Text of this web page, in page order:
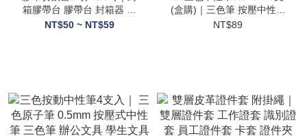
箱膠帶台 膠帶台 封箱器 膠
帶切割機 OPP膠帶切割器 打
NT$50 ~ NT$59
(盒購)｜三色筆 按壓中性筆
滑動切換 原子筆 辦公文具
NT$89